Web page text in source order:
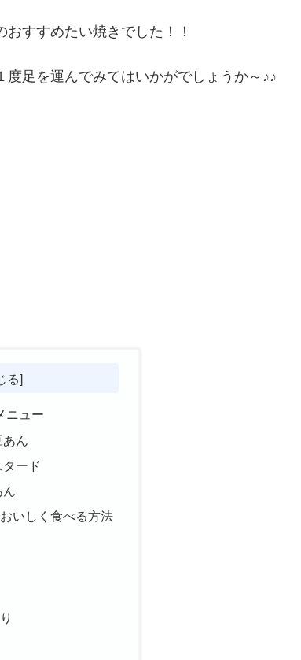
おすすめたい焼きでした！！
足を運んでみてはいかがでしょうか～♪♪
ニュー
ん
ード
いしく食べる方法